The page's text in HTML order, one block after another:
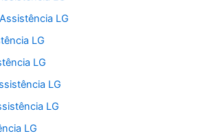
LG
LG
LG
LG
LG
LG